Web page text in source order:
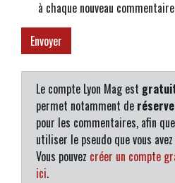
à chaque nouveau
Le compte Lyon Mag est
permet notamment de
pour les commentaires, afin
utiliser le pseudo que vous
Vous pouvez créer un compte
ici.